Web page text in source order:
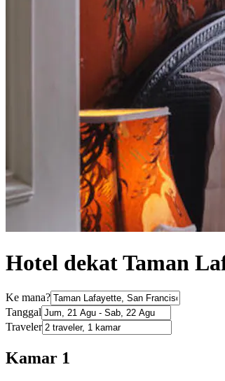
Hotel dekat Taman
Ke mana?
Tanggal
Traveler
Kamar 1